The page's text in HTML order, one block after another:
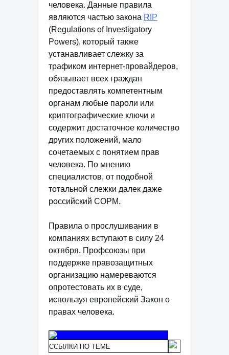
человека. Данные правила
являются частью закона RIP
(Regulations of Investigatory
Powers), который также
устанавливает слежку за
трафиком интернет-провайдеров,
обязывает всех граждан
предоставлять компетентным
органам любые пароли или
криптографические ключи и
содержит достаточное количество
других положений, мало
сочетаемых с понятием прав
человека. По мнению
специалистов, от подобной
тотальной слежки далек даже
российский СОРМ.
Правила о прослушивании в
компаниях вступают в силу 24
октября. Профсоюзы при
поддержке правозащитных
организацию намереваются
опротестовать их в суде,
используя европейский Закон о
правах человека.
ССЫЛКИ ПО ТЕМЕ